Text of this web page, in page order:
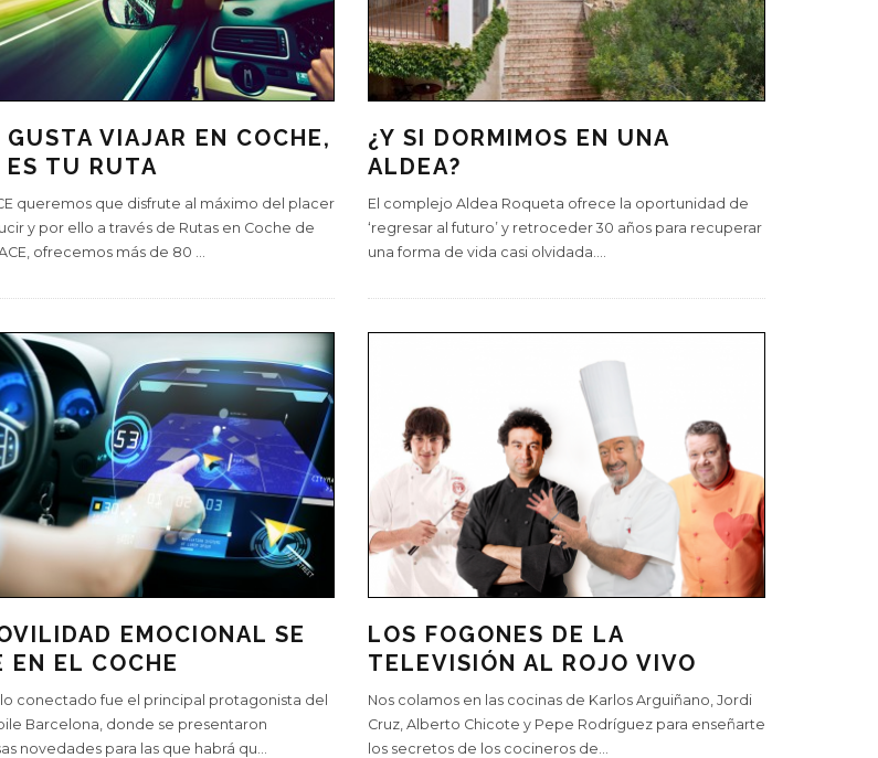
VIAJAR EN COCHE,
ES TU RUTA
queremos que disfrute al máximo del placer
y por ello a través de Rutas en Coche de
ofrecemos más de 80 ...
¿Y SI DORMIMOS EN UNA
ALDEA?
El complejo Aldea Roqueta ofrece la oportunidad de
‘regresar al futuro’ y retroceder 30 años para recuperar
una forma de vida casi olvidada....
EMOCIONAL SE
EN EL COCHE
conectado fue el principal protagonista del
Barcelona, donde se presentaron
novedades para las que habrá qu
LOS FOGONES DE LA
TELEVISIÓN AL ROJO VIVO
Nos colamos en las cocinas de Karlos Arguiñano, Jordi
Cruz, Alberto Chicote y Pepe Rodríguez para enseñarte
los secretos de los cocineros de